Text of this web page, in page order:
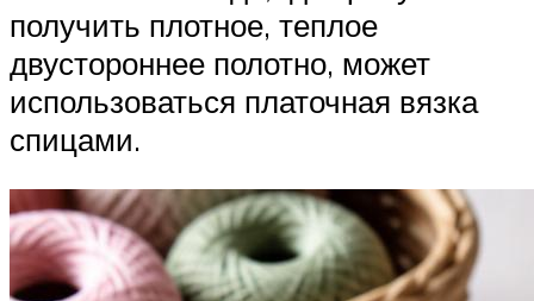
получить плотное, теплое
двустороннее полотно, может
использоваться платочная вязка
спицами.